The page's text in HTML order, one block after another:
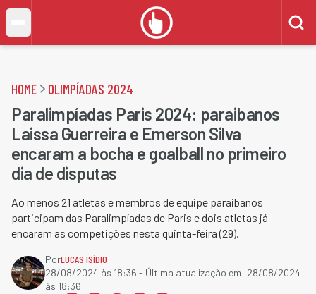
HOME OLIMPÍADAS 2024
Paralimpíadas Paris 2024: paraibanos
Laissa Guerreira e Emerson Silva
encaram a bocha e goalball no primeiro
dia de disputas
Ao menos 21 atletas e membros de equipe paraibanos
participam das Paralimpíadas de Paris e dois atletas já
encaram as competições nesta quinta-feira (29).
PorLUCAS ISÍDIO
28/08/2024 às 18:36 - Última atualização em: 28/08/2024
às 18:36